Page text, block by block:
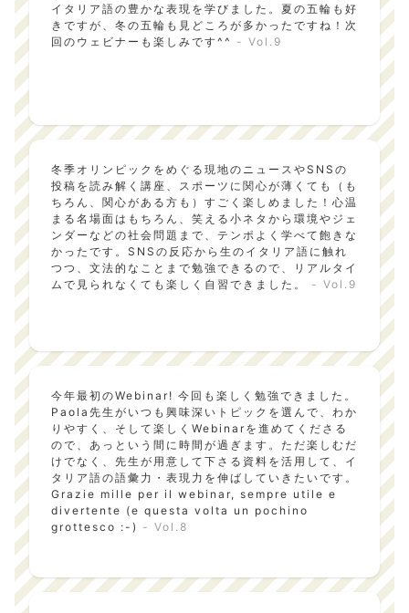
イタリア語の豊かな表現を学びました。夏の五輪も好
きですが、冬の五輪も見どころが多かったですね！次
回のウェビナーも楽しみです^^ - Vol.9
冬季オリンピックをめぐる現地のニュースやSNSの
投稿を読み解く講座、スポーツに関心が薄くても（も
ちろん、関心がある方も）すごく楽しめました！心温
まる名場面はもちろん、笑える小ネタから環境やジェ
ンダーなどの社会問題まで、テンポよく学べて飽きな
かったです。SNSの反応から生のイタリア語に触れ
つつ、文法的なことまで勉強できるので、リアルタイ
ムで見られなくても楽しく自習できました。 - Vol.9
今年最初のWebinar! 今回も楽しく勉強できました。
Paola先生がいつも興味深いトピックを選んで、わか
りやすく、そして楽しくWebinarを進めてくださる
ので、あっという間に時間が過ぎます。ただ楽しむだ
けでなく、先生が用意して下さる資料を活用して、イ
タリア語の語彙力・表現力を伸ばしていきたいです。
Grazie mille per il webinar, sempre utile e
divertente (e questa volta un pochino
grottesco :-) - Vol.8